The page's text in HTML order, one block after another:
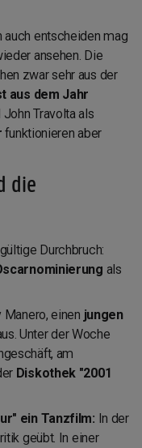
auch entscheiden mag
ansehen. Die
zwar sehr aus der
aus dem Jahr
Travolta als
funktionieren aber
die
Durchbruch:
als
Manero, einen jungen
Unter der Woche
am
Diskothek "2001
ein Tanzfilm: In der
geübt. In einer